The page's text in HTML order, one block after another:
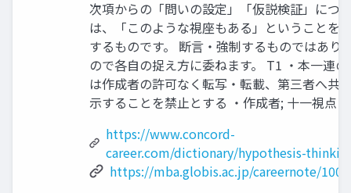
次項からの「問いの設定」「仮説検証」につ
は、「このような視座もある」ということを
するものです。 断言・強制するものではあり
ので各自の捉え方に委ねます。 T1 ・本一連
は作成者の許可なく転写・転載、第三者へ共
示することを禁止とする ・作成者; 十一視点 3
https://www.concord-
career.com/dictionary/hypothesis-
https://mba.globis.ac.jp/careernote/